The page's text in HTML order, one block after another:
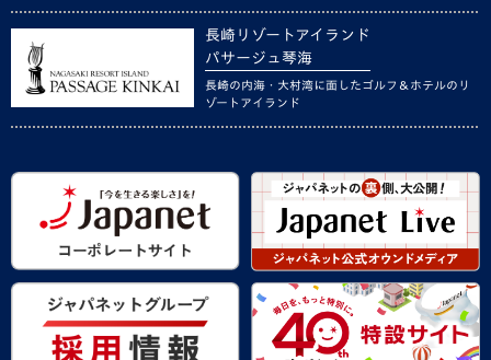
長崎リゾートアイランド
パサージュ琴海
長崎の内海・大村湾に面したゴルフ＆ホテルのリ
ゾートアイランド